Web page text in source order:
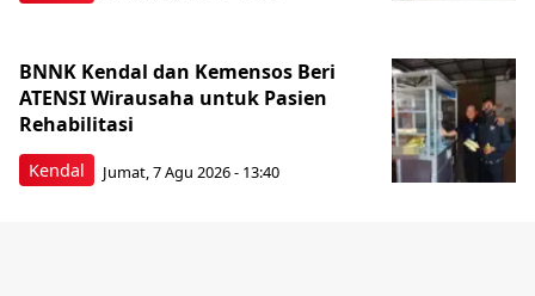
Kendal
BNNK Kendal dan Kemensos Beri
ATENSI Wirausaha untuk Pasien
Rehabilitasi
Jumat, 7 Agu 2026 - 13:40